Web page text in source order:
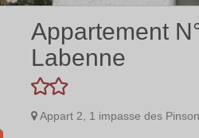
Appartement
Labenne
Appart 2, 1 impasse des